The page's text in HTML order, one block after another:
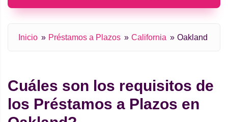
Inicio Préstamos a Plazos California Oakland
Cuáles son los requisitos de
los Préstamos a Plazos en